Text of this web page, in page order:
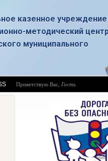
казенное учреждение
методический
муниципального
Приветствую Вас Гость